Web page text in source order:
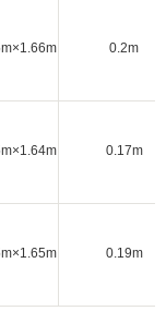
0.2m
0.17m
0.19m